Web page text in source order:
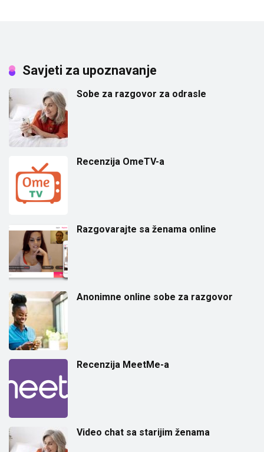
Savjeti za upoznavanje
Sobe za razgovor za odrasle
Recenzija OmeTV-a
Razgovarajte sa ženama online
Anonimne online sobe za razgovor
Recenzija MeetMe-a
Video chat sa starijim ženama